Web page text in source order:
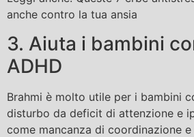
anche contro la tua ansia
3. Aiuta i bambini
ADHD
Brahmi è molto utile per i bambini
disturbo da deficit di attenzione e
come mancanza di coordinazione